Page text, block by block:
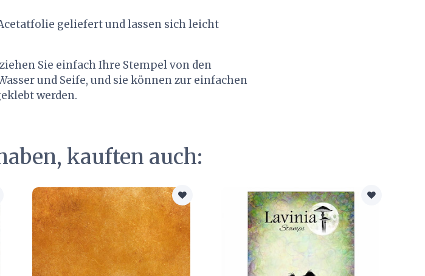
geliefert und lassen sich leicht
Sie einfach Ihre Stempel von den
und Seife, und sie können zur einfachen
werden.
kauften auch: